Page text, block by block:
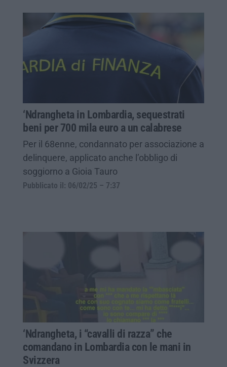
‘Ndrangheta in Lombardia, sequestrati
beni per 700 mila euro a un calabrese
Per il 68enne, condannato per associazione a
delinquere, applicato anche l’obbligo di
soggiorno a Gioia Tauro
Pubblicato il: 06/02/25 – 7:37
‘Ndrangheta, i “cavalli di razza” che
comandano in Lombardia con le mani in
Svizzera